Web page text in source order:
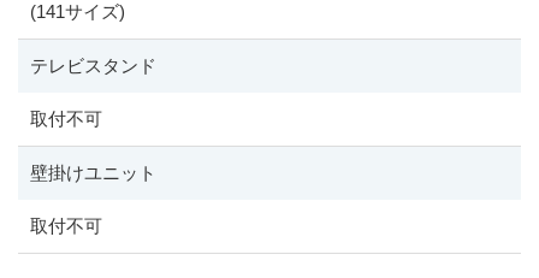
(141サイズ)
テレビスタンド
取付不可
壁掛けユニット
取付不可